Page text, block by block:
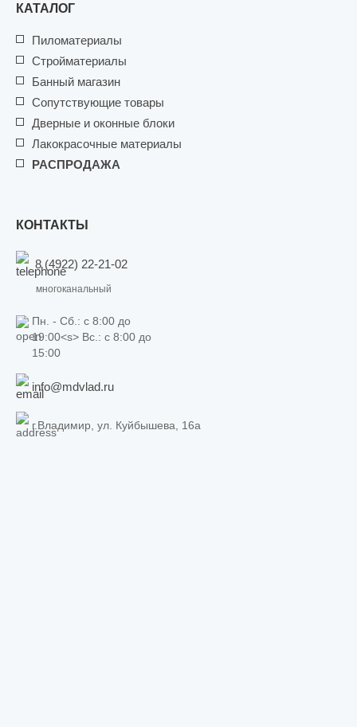
КАТАЛОГ
Пиломатериалы
Стройматериалы
Банный магазин
Сопутствующие товары
Дверные и оконные блоки
Лакокрасочные материалы
РАСПРОДАЖА
КОНТАКТЫ
8 (4922) 22-21-02
многоканальный
Пн. - Сб.: c 8:00 до
19:00<s> Вс.: c 8:00 до
15:00
info@mdvlad.ru
г.Владимир, ул. Куйбышева, 16а